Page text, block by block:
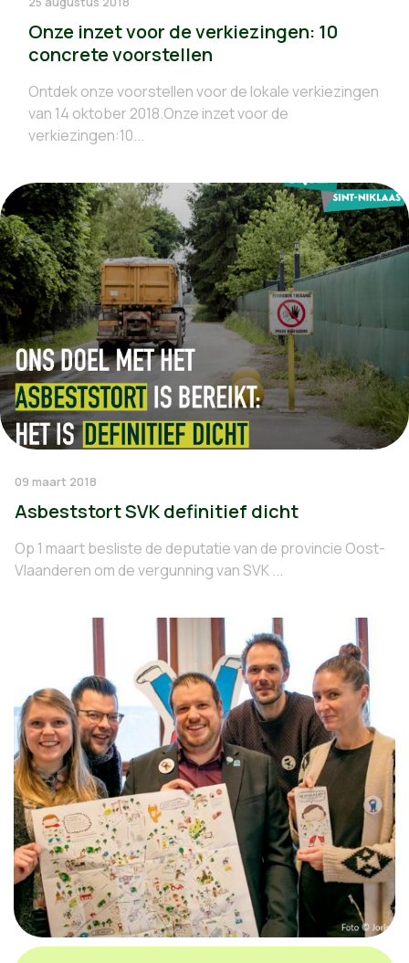
Onze inzet voor de verkiezingen: 10
concrete voorstellen
Ontdek onze voorstellen voor de lokale verkiezingen
van 14 oktober 2018.Onze inzet voor de
verkiezingen:10...
09 maart 2018
Asbeststort SVK definitief dicht
Op 1 maart besliste de deputatie van de provincie Oost-
Vlaanderen om de vergunning van SVK ...